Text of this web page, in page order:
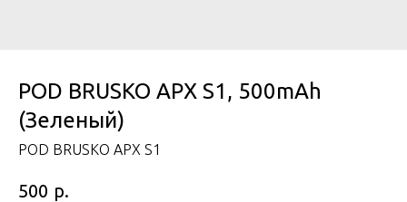
POD BRUSKO APX S1, 500mAh
(Зеленый)
POD BRUSKO APX S1
500 р.